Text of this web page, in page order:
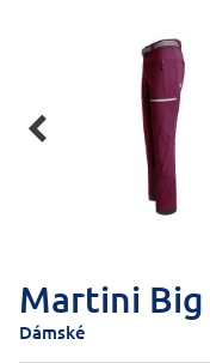

Martini Big
Dámské